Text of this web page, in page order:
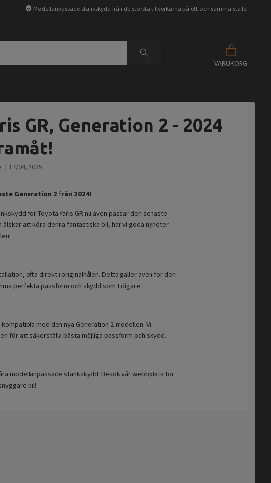
Modellanpassade stänkskydd från de största tillverkarna på ett och samma ställe!
VARUKORG
GR, Generation 2 - 2024
| 17/04, 2025
Generation 2 från 2024!
för Toyota Yaris GR nu även passar den senaste
att köra denna fantastiska bil, har vi goda nyheter –
ofta direkt i originalhålen. Detta gäller även för den
perfekta passform och skydd som tidigare.
med den nya Generation 2-modellen. Vi
för att säkerställa bästa möjliga passform och skydd.
modellanpassade stänkskydd. Besök vår webbplats för
bil!